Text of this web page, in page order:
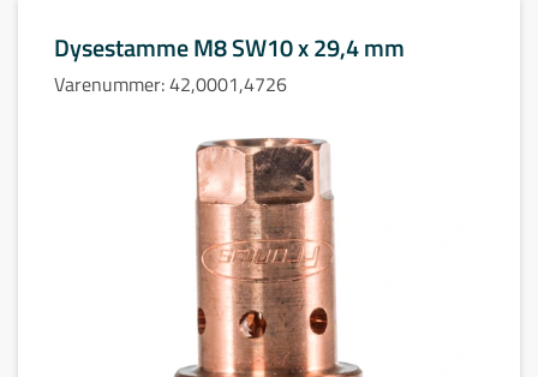
Dysestamme M8 SW10 x 29,4 mm
Varenummer:42,0001,4726